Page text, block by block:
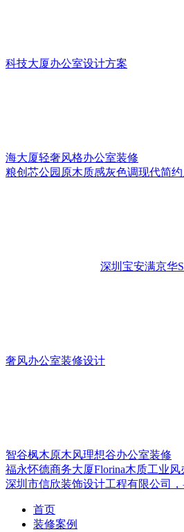
科技大厦办公室设计方案
海大厦轻奢风格办公室装修
粮创芯公园原木质感灰色调现代简
深圳宝安满京华
奢风办公室装修设计
智谷枫木原木风理想谷办公室装修
福永怀德商务大厦Florina木质工业
深圳市信欣装饰设计工程有限公司，
首页
装修案例